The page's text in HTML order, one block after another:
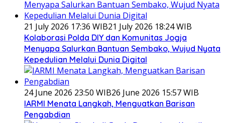
21 July 2026 17:36 WIB21 July 2026 18:24 WIB
Kolaborasi Polda DIY dan Komunitas Jogja
Menyapa Salurkan Bantuan Sembako, Wujud Nyata
Kepedulian Melalui Dunia Digital
24 June 2026 23:50 WIB26 June 2026 15:57 WIB
IARMI Menata Langkah, Menguatkan Barisan
Pengabdian